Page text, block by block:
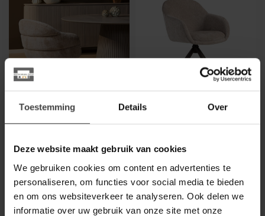
Toestemming Details Over
Deze website maakt gebruik van cookies
We gebruiken cookies om content en advertenties te
personaliseren, om functies voor social media te bieden
en om ons websiteverkeer te analyseren. Ook delen we
informatie over uw gebruik van onze site met onze
Eetkamerstoel Bella |
armleuning
Starfurn in beige stof met
zwart metalen onderstel.
Draa...
229,00
Op bestelling
Eetkamerstoel Fiby -
onderstel
LABEL51 is een elegante en
moderne eetkamerstoel
bek...
139,00
Op bestelling